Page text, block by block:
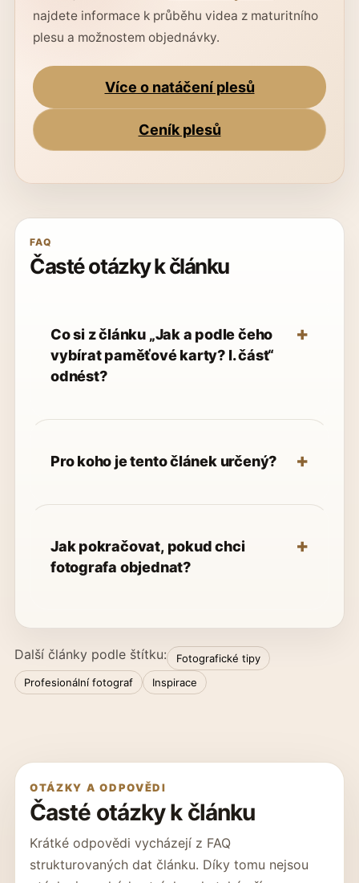
najdete informace k průběhu videa z maturitního
plesu a možnostem objednávky.
Více o natáčení plesů
Ceník plesů
FAQ
Časté otázky k článku
Co si z článku „Jak a podle čeho
vybírat paměťové karty? I. část“
odnést?
Pro koho je tento článek určený?
Jak pokračovat, pokud chci
fotografa objednat?
Další články podle štítku:
Fotografické tipy
Profesionální fotograf
Inspirace
OTÁZKY A ODPOVĚDI
Časté otázky k článku
Krátké odpovědi vycházejí z FAQ
strukturovaných dat článku. Díky tomu nejsou